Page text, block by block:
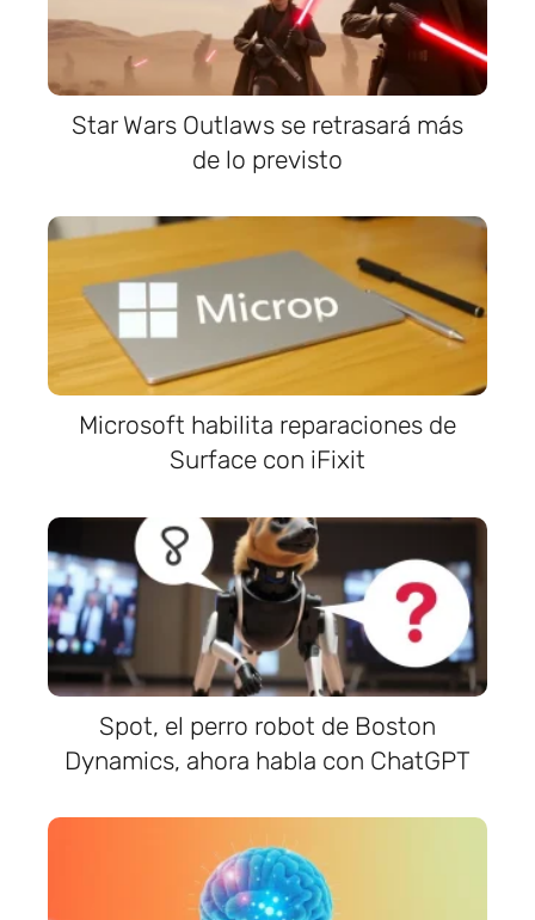
Star Wars Outlaws se retrasará más
de lo previsto
Microsoft habilita reparaciones de
Surface con iFixit
Spot, el perro robot de Boston
Dynamics, ahora habla con ChatGPT